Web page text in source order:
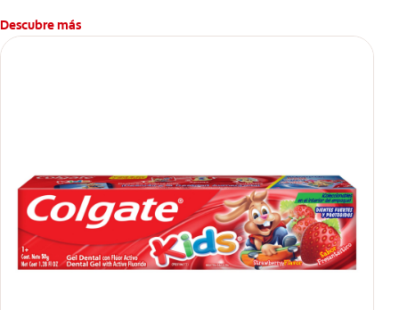
Descubre más